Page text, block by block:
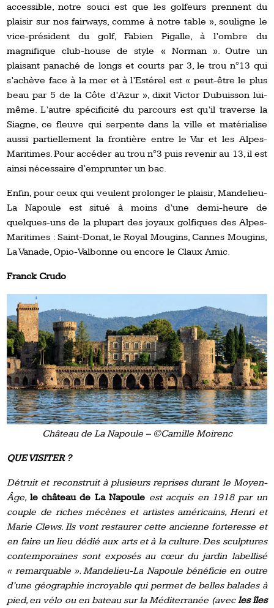
accessible, notre souci est que les golfeurs prennent du
plaisir sur nos fairways, comme à notre table », souligne le
vice-président du golf, Fabien Pigalle, à l’ombre du
magnifique club-house de style « Norman ». Outre un
plaisant panaché de longs et courts par 3, le trou n°13 qui
s’achève face à la mer et à l’Estérel est « peut-être le plus
beau par 5 de la Côte d’Azur », dixit Victor Dubuisson lui-
même. L’autre spécificité du parcours est qu’il traverse la
Siagne, ce fleuve qui serpente dans la ville et matérialise
aussi partiellement la frontière entre le Var et les Alpes-
Maritimes. Pour accéder au trou n°3 puis revenir au 13, il est
ainsi nécessaire d’emprunter un bac.
Enfin, pour ceux qui veulent prolonger le plaisir, Mandelieu-
La Napoule est situé à moins d’une demi-heure de
quelques-uns de la plupart des joyaux golfiques des Alpes-
Maritimes : Saint-Donat, le Royal Mougins, Cannes Mougins,
La Vanade, Opio-Valbonne ou encore le Claux Amic.
Franck Crudo
Château de La Napoule – ©Camille Moirenc
QUE VISITER ?
Détruit et reconstruit à plusieurs reprises durant le Moyen-
Âge, le château de La Napoule est acquis en 1918 par un
couple de riches mécènes et artistes américains, Henri et
Marie Clews. Ils vont restaurer cette ancienne forteresse et
en faire un lieu dédié aux arts et à la culture. Des sculptures
contemporaines sont exposés au cœur du jardin labellisé
« remarquable ». Mandelieu-La Napoule bénéficie en outre
d’une géographie incroyable qui permet de belles balades à
pied, en vélo ou en bateau sur la Méditerranée (avecles îles